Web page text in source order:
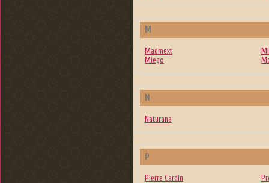
M
Madmext
Miego
N
Naturana
P
Pierre Cardin